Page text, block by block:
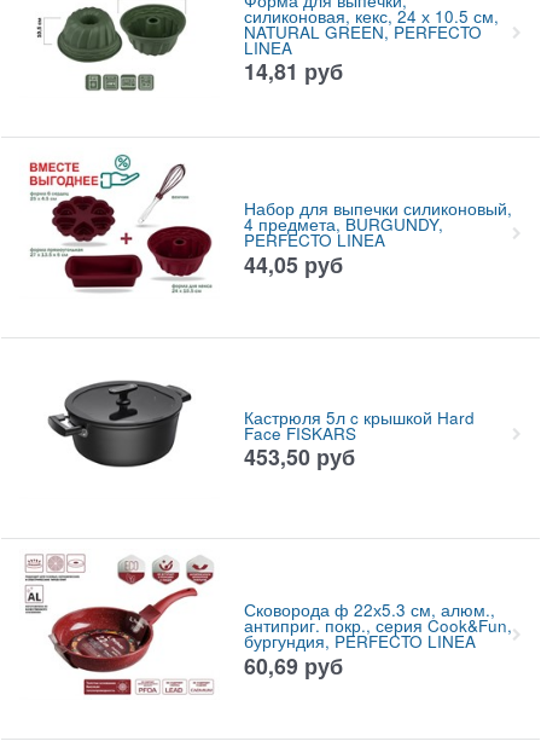
силиконовая, кекс, 24 х 10.5 см,
NATURAL GREEN, PERFECTO
LINEA
14,81 руб
Набор для выпечки силиконовый,
4 предмета, BURGUNDY,
PERFECTO LINEA
44,05 руб
Кастрюля 5л c крышкой Hard
Face FISKARS
453,50 руб
Сковорода ф 22х5.3 см, алюм.,
антиприг. покр., серия Cook&Fun,
бургундия, PERFECTO LINEA
60,69 руб